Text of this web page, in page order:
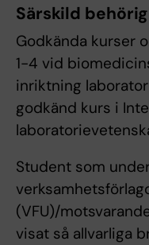
Särskild
Godkända kurser
1-4 vid
inriktning
godkänd kurs i
Student som
(VFU)/
visat så allvarliga